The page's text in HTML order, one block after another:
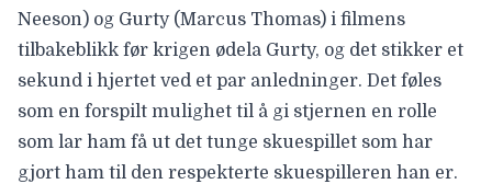
Neeson) og Gurty (Marcus Thomas) i filmens
tilbakeblikk før krigen ødela Gurty, og det stikker et
sekund i hjertet ved et par anledninger. Det føles
som en forspilt mulighet til å gi stjernen en rolle
som lar ham få ut det tunge skuespillet som har
gjort ham til den respekterte skuespilleren han er.